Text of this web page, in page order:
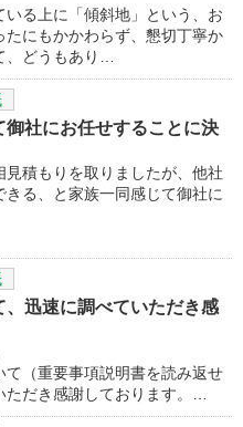
いる上に「傾斜地」という、お
にもかかわらず、懇切丁寧か
、どうもあり…
社にお任せすることに決
積もりを取りましたが、他社
る、と家族一同感じて御社に
迅速に調べていただき感
（重要事項説明書を読み返せ
だき感謝しております。…